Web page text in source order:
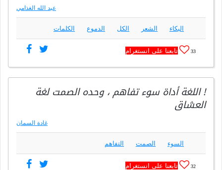
عبد الله الغذامي
البكاء الشعر الكل الدموع الكلمات
33 تابعنا على انستغرام
! اللغة أداة سوء تفاهم ، وحده الصمت لغة
العشاق
غادة السمان
السوء الصمت التفاهم
32 تابعنا على انستغرام